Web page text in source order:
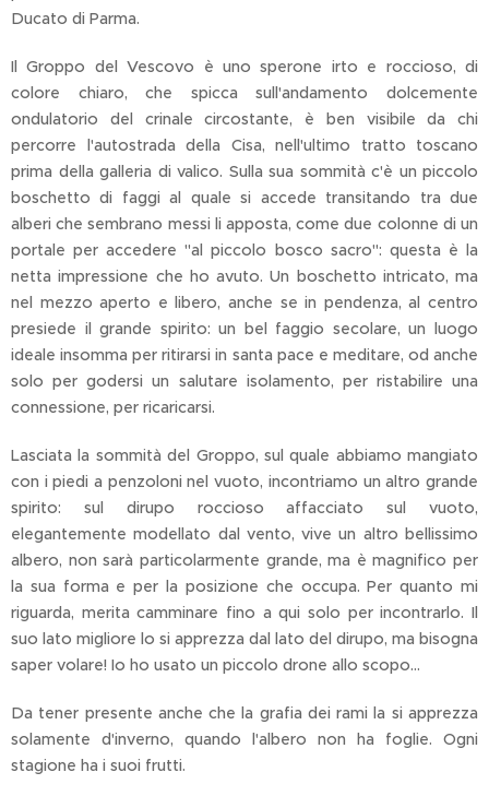
Ducato di Parma.
Il Groppo del Vescovo è uno sperone irto e roccioso, di
colore chiaro, che spicca sull'andamento dolcemente
ondulatorio del crinale circostante, è ben visibile da chi
percorre l'autostrada della Cisa, nell'ultimo tratto toscano
prima della galleria di valico. Sulla sua sommità c'è un piccolo
boschetto di faggi al quale si accede transitando tra due
alberi che sembrano messi li apposta, come due colonne di un
portale per accedere "al piccolo bosco sacro": questa è la
netta impressione che ho avuto. Un boschetto intricato, ma
nel mezzo aperto e libero, anche se in pendenza, al centro
presiede il grande spirito: un bel faggio secolare, un luogo
ideale insomma per ritirarsi in santa pace e meditare, od anche
solo per godersi un salutare isolamento, per ristabilire una
connessione, per ricaricarsi.
Lasciata la sommità del Groppo, sul quale abbiamo mangiato
con i piedi a penzoloni nel vuoto, incontriamo un altro grande
spirito: sul dirupo roccioso affacciato sul vuoto,
elegantemente modellato dal vento, vive un altro bellissimo
albero, non sarà particolarmente grande, ma è magnifico per
la sua forma e per la posizione che occupa. Per quanto mi
riguarda, merita camminare fino a qui solo per incontrarlo. Il
suo lato migliore lo si apprezza dal lato del dirupo, ma bisogna
saper volare! Io ho usato un piccolo drone allo scopo...
Da tener presente anche che la grafia dei rami la si apprezza
solamente d'inverno, quando l'albero non ha foglie. Ogni
stagione ha i suoi frutti.